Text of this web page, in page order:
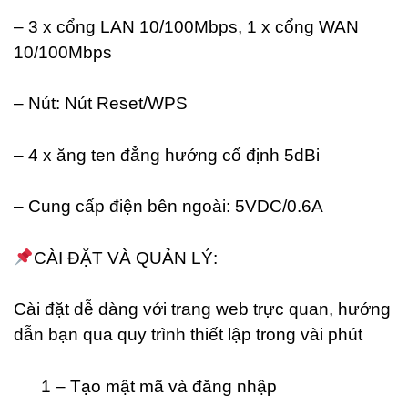
– 3 x cổng LAN 10/100Mbps, 1 x cổng WAN
10/100Mbps
– Nút: Nút Reset/WPS
– 4 x ăng ten đẳng hướng cố định 5dBi
– Cung cấp điện bên ngoài: 5VDC/0.6A
CÀI ĐẶT VÀ QUẢN LÝ:
Cài đặt dễ dàng với trang web trực quan, hướng
dẫn bạn qua quy trình thiết lập trong vài phút
1 – Tạo mật mã và đăng nhập